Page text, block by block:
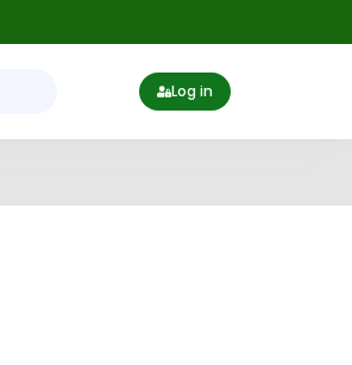
Log in